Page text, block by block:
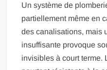
Un système de
partiellement même en
des canalisations, mais
insuffisante provoque
invisibles à court terme.